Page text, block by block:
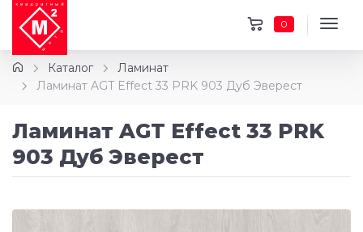
0
Каталог
Ламинат
Ламинат AGT Effect 33 PRK 903 Дуб Эверест
Ламинат AGT Effect 33 PRK
903 Дуб Эверест